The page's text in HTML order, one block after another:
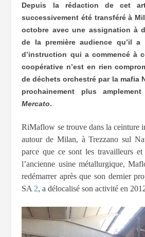
Depuis la rédaction de cet
successivement été transféré à
octobre avec une assignation à
de la première audience qu’il
d’instruction qui a commencé à
coopérative n’est en rien
de déchets orchestré par la mafia
prochainement plus
Mercato.
RiMaflow se trouve dans la ceinture
autour de Milan, à Trezzano sul
parce que ce sont les travailleurs et
l’ancienne usine métallurgique,
redémarrer après que son dernier
SA2, a délocalisé son activité en